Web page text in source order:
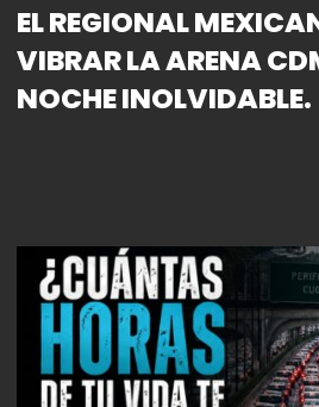
EL REGIONAL
VIBRAR LA ARENA
NOCHE INOLVIDABLE.